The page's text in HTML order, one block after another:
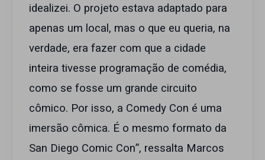
idealizei. O projeto estava adaptado para
apenas um local, mas o que eu queria, na
verdade, era fazer com que a cidade
inteira tivesse programação de comédia,
como se fosse um grande circuito
cômico. Por isso, a Comedy Con é uma
imersão cômica. É o mesmo formato da
San Diego Comic Con”, ressalta Marcos